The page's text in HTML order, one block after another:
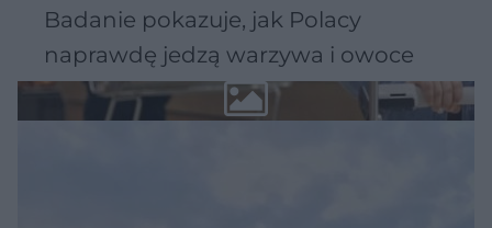
Badanie pokazuje, jak Polacy
naprawdę jedzą warzywa i owoce